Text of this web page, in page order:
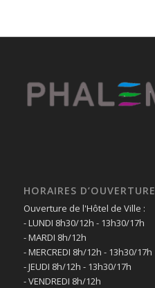
HORAIRES D’OUVERTURE
Ouverture de l'Hôtel de Ville :
- LUNDI 8h30/12h - 13h30/17h
- MARDI 8h/12h
- MERCREDI 8h/12h - 13h30/17h
- JEUDI 8h/12h - 13h30/17h
- VENDREDI 8h/12h